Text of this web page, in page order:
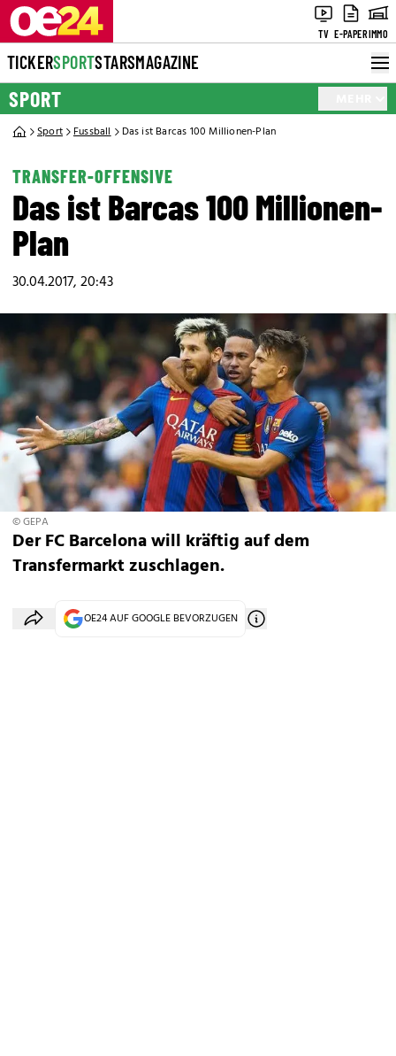
TV E-PAPERIMMO
TICKERSPORTSTARSMAGAZINE
SPORT
Sport Fussball Das ist Barcas 100 Millionen-Plan
TRANSFER-OFFENSIVE
Das ist Barcas 100 Millionen-
Plan
30.04.2017, 20:43
© GEPA
Der FC Barcelona will kräftig auf dem
Transfermarkt zuschlagen.
OE24 AUF GOOGLE BEVORZUGEN